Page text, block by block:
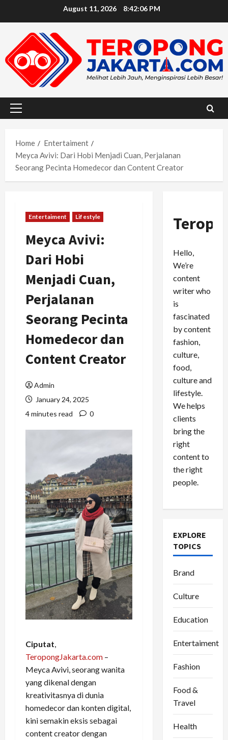
August 11, 2026 8:42:08 PM
Primary
Home
Entertaiment
Meyca Avivi: Dari Hobi Menjadi Cuan, Perjalanan
Seorang Pecinta Homedecor dan Content Creator
Entertaiment Lifestyle
Meyca Avivi:
Dari Hobi
Menjadi Cuan,
Perjalanan
Seorang Pecinta
Homedecor dan
Content Creator
Admin
January 24, 2025
4 minutes read
0
Ciputat,
TeropongJakarta.com –
Meyca Avivi, seorang wanita
yang dikenal dengan
kreativitasnya di dunia
homedecor dan konten digital,
kini semakin eksis sebagai
content creator dengan
Hello,
We’re
content
writer who
is
fascinated
by content
fashion,
culture,
food,
culture and
lifestyle.
We helps
clients
bring the
right
content to
the right
people.
EXPLORE
TOPICS
Brand
Culture
Education
Entertaiment
Fashion
Food &
Travel
Health